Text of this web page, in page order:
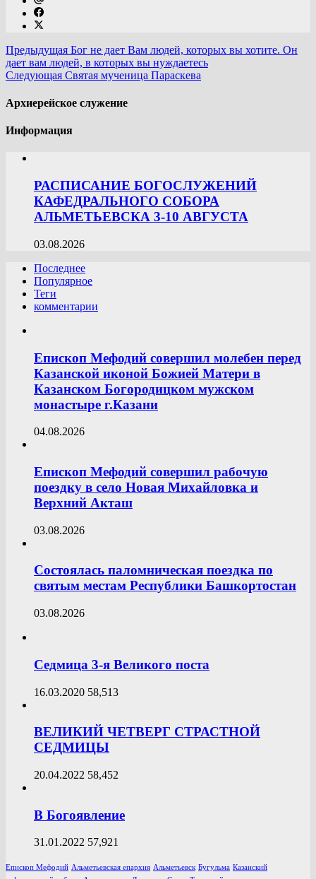
Предыдущая Бог не дает Вам людей, которых вы хотите. Он
дает вам людей, в которых вы нуждаетесь
Следующая Святая мученица Параскева
Архиерейское служение
Информация
РАСПИСАНИЕ БОГОСЛУЖЕНИЙ
КАФЕДРАЛЬНОГО СОБОРА
АЛЬМЕТЬЕВСКА 3-10 АВГУСТА
03.08.2026
Последнее
Популярное
Теги
комментарии
Епископ Мефодий совершил молебен перед
Казанской иконой Божией Матери в
Казанском Богородицком мужском
монастыре г.Казани
04.08.2026
Епископ Мефодий совершил рабочую
поездку в село Новая Михайловка и
Верхний Акташ
03.08.2026
Состоялась паломническая поездка по
святым местам Республики Башкортостан
03.08.2026
Седмица 3-я Великого поста
16.03.2020 58,513
ВЕЛИКИЙ ЧЕТВЕРГ СТРАСТНОЙ
СЕДМИЦЫ
20.04.2022 58,452
В Богоявление
31.01.2022 57,921
Епископ Мефодий Альметьевская епархия Альметьевск Бугульма Казанский